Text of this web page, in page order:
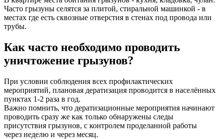
Часто грызуны селятся за плитой, стиральной машинкой - в
местах где есть сквозные отверстия в стенах под провода или
трубы.
Как часто необходимо проводить
уничтожение грызунов?
При условии соблюдения всех профилактических
мероприятий, плановая дератизация проводится в населённых
пунктах 1-2 раза в год.
Важно помнить, что дератизационные мероприятия начинают
проводить сразу же как только обнаружены следы
присутствия грызунов, с контролем проделанной работы
через неделю и через месяц.